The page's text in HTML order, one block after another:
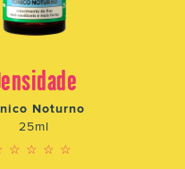
Noturno
25ml